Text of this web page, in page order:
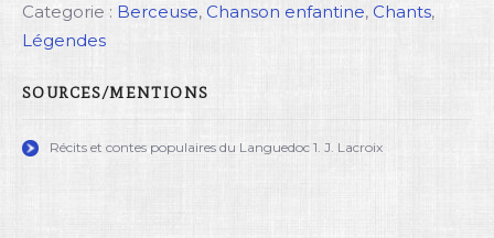
Categorie : Berceuse, Chanson enfantine, Chants,
Légendes
SOURCES/MENTIONS
Récits et contes populaires du Languedoc 1. J. Lacroix